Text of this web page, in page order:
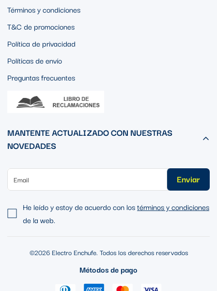
Términos y condiciones
T&C de promociones
Política de privacidad
Políticas de envío
Preguntas frecuentes
MANTENTE ACTUALIZADO CON NUESTRAS
NOVEDADES
Enviar
He leído y estoy de acuerdo con lostérminos y condiciones
de la web.
©2026 Electro Enchufe. Todos los derechos reservados
Métodos de pago